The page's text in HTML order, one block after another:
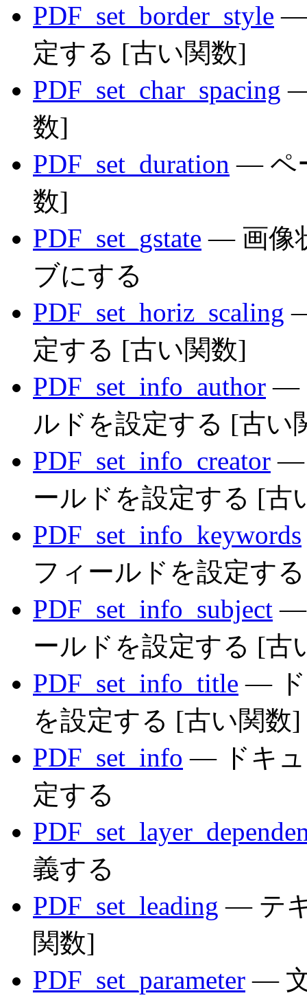
PDF_set_border_style —
定する [古い関数]
PDF_set_char_spacing
数]
PDF_set_duration — ペ
数]
PDF_set_gstate — 画像
ブにする
PDF_set_horiz_scaling
定する [古い関数]
PDF_set_info_author —
ルドを設定する [古い
PDF_set_info_creator —
ールドを設定する [古
PDF_set_info_keywords
フィールドを設定す
PDF_set_info_subject —
ールドを設定する [古
PDF_set_info_title — ド
を設定する [古い関数]
PDF_set_info — ドキュ
定する
義する
PDF_set_leading — テ
関数]
PDF_set_parameter —